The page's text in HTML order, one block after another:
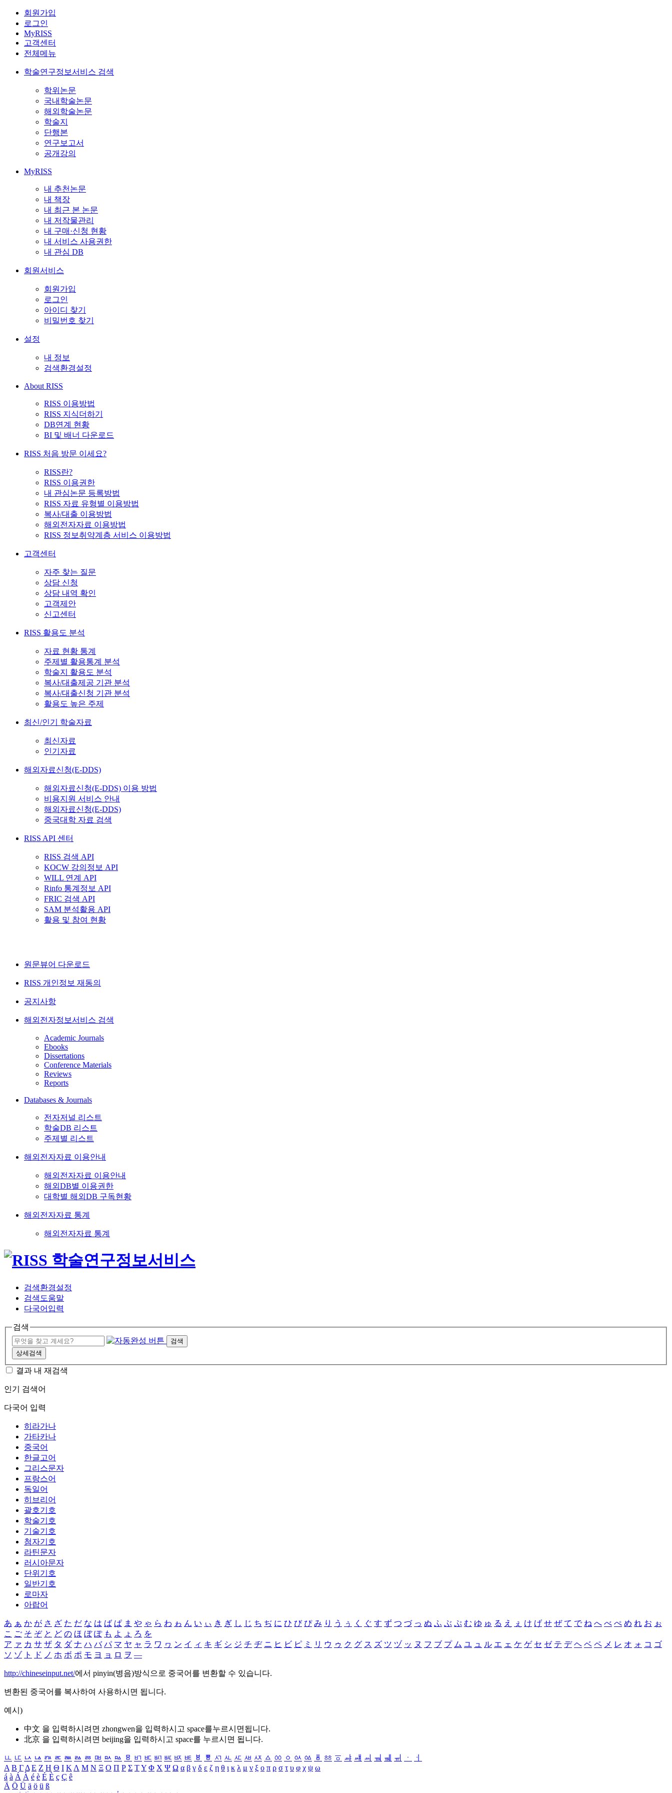
회원가입
로그인
MyRISS
고객센터
전체메뉴
학술연구정보서비스 검색
학위논문
국내학술논문
해외학술논문
학술지
단행본
연구보고서
공개강의
MyRISS
내 추천논문
내 책장
내 최근 본 논문
내 저작물관리
내 구매·신청 현황
내 서비스 사용권한
내 관심 DB
회원서비스
회원가입
로그인
아이디 찾기
비밀번호 찾기
설정
내 정보
검색환경설정
About RISS
RISS 이용방법
RISS 지식더하기
DB연계 현황
BI 및 배너 다운로드
RISS 처음 방문 이세요?
RISS란?
RISS 이용권한
내 관심논문 등록방법
RISS 자료 유형별 이용방법
복사/대출 이용방법
해외전자자료 이용방법
RISS 정보취약계층 서비스 이용방법
고객센터
자주 찾는 질문
상담 신청
상담 내역 확인
고객제안
신고센터
RISS 활용도 분석
자료 현황 통계
주제별 활용통계 분석
학술지 활용도 분석
복사/대출제공 기관 분석
복사/대출신청 기관 분석
활용도 높은 주제
최신/인기 학술자료
최신자료
인기자료
해외자료신청(E-DDS)
해외자료신청(E-DDS) 이용 방법
비용지원 서비스 안내
해외자료신청(E-DDS)
중국대학 자료 검색
RISS API 센터
RISS 검색 API
KOCW 강의정보 API
WILL 연계 API
Rinfo 통계정보 API
FRIC 검색 API
SAM 분석활용 API
활용 및 참여 현황
원문뷰어 다운로드
RISS 개인정보 재동의
공지사항
해외전자정보서비스 검색
Academic Journals
Ebooks
Dissertations
Conference Materials
Reviews
Reports
Databases & Journals
전자저널 리스트
학술DB 리스트
주제별 리스트
해외전자자료 이용안내
해외전자자료 이용안내
해외DB별 이용권한
대학별 해외DB 구독현황
해외전자자료 통계
해외전자자료 통계
검색환경설정
검색도움말
다국어입력
검색
검색
상세검색
결과 내 재검색
인기 검색어
다국어 입력
히라가나
가타카나
중국어
한글고어
그리스문자
프랑스어
독일어
히브리어
괄호기호
학술기호
기술기호
첨자기호
라틴문자
러시아문자
단위기호
일반기호
로마자
아랍어
あ ぁ か が さ ざ た だ な は ば ぱ ま や ゃ ら わ ゎ ん い ぃ き ぎ し じ ち ぢ に ひ び ぴ み り う ぅ く ぐ す ず つ づ っ ぬ ふ ぶ ぷ む ゆ ゅ る え ぇ け げ せ ぜ て で ね へ べ ぺ め れ お ぉ
こ ご そ ぞ と ど の ほ ぼ ぽ も よ ょ ろ を
ア ァ カ サ ザ タ ダ ナ ハ バ パ マ ヤ ャ ラ ワ ヮ ン イ ィ キ ギ シ ジ チ ヂ ニ ヒ ビ ピ ミ リ ウ ゥ ク グ ス ズ ツ ヅ ッ ヌ フ ブ プ ム ユ ュ ル エ ェ ケ ゲ セ ゼ テ デ ヘ ベ ペ メ レ オ ォ コ ゴ
ソ ゾ ト ド ノ ホ ボ ポ モ ヨ ョ ロ ヲ ―
http://chineseinput.net/에서 pinyin(병음)방식으로 중국어를 변환할 수 있습니다.
변환된 중국어를 복사하여 사용하시면 됩니다.
예시)
中文 을 입력하시려면 zhongwen을 입력하시고 space를누르시면됩니다.
北京 을 입력하시려면 beijing을 입력하시고 space를 누르시면 됩니다.
ㅥ ㅦ ㅧ ㅨ ㅩ ㅪ ㅫ ㅬ ㅭ ㅮ ㅯ ㅰ ㅱ ㅲ ㅳ ㅴ ㅵ ㅶ ㅷ ㅸ ㅹ ㅺ ㅻ ㅼ ㅽ ㅾ ㅿ ㆀ ㆁ ㆂ ㆃ ㆄ ㆅ ㆆ ㆇ ㆈ ㆉ ㆊ ㆋ ㆌ ㆍ
ㆎ
Α Β ΓΔ Ε Ζ Η Θ Ι ΚΛ Μ Ν Ξ Ο Π Ρ Σ ΤΥ Φ Χ Ψ Ω α β γ δ ε ζ η θ ι κ λ μ ν ξ ο π ρ σ τ υ φ χ ψ ω
á à Á À é è É È ç Ç ê
Ä Ö Ü ä ö ü ß